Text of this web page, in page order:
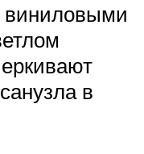
виниловыми
в